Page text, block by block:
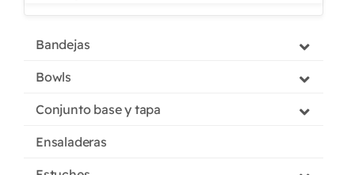
Bandejas
Bowls
Conjunto base y tapa
Ensaladeras